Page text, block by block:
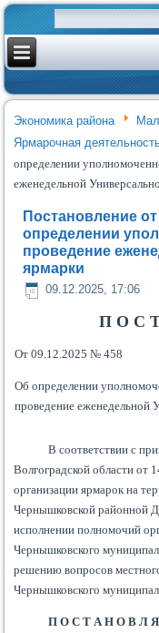
Экономика района
Ярмарочная
определении
еженедельной
Постановление
определении
проведение
ярмарки
09.12.2025, 17:06
П О С
От 09.12.2025 № 458
Об определении
проведение еженедельной
В соответствии с
Волгоградской области
организации ярмарок на
Чернышковской районной
исполнении полномочий
Чернышковского
решению вопросов
Чернышковского
П О С Т А Н О В Л